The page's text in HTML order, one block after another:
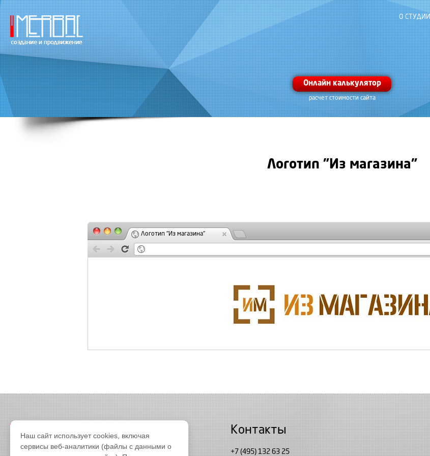
О СТУДИИ
Онлайн калькулятор
расчет стоимости сайта
Логотип "Из магазина"
Логотип "Из магазина"
Контакты
+7 (495) 132 63 25
Наш сайт использует cookies, включая
сервисы веб-аналитики (файлы с данными о